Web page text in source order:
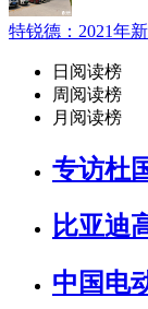
特锐德：2021年
日阅读榜
周阅读榜
月阅读榜
专访杜
比亚迪
中国电